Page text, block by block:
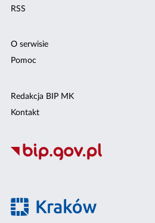
RSS
O serwisie
Pomoc
Redakcja BIP MK
Kontakt